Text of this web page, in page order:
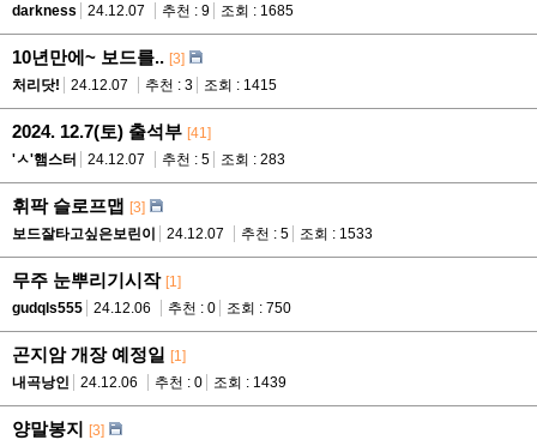
darkness
24.12.07 추천 : 9 조회 : 1685
10년만에~ 보드를.. [3]
처리닷!
24.12.07 추천 : 3 조회 : 1415
2024. 12.7(토) 출석부 [41]
'ㅅ'햄스터
24.12.07 추천 : 5 조회 : 283
휘팍 슬로프맵 [3]
보드잘타고싶은보린이
24.12.07 추천 : 5 조회 : 1533
무주 눈뿌리기시작 [1]
gudqls555
24.12.06 추천 : 0 조회 : 750
곤지암 개장 예정일 [1]
내곡낭인
24.12.06 추천 : 0 조회 : 1439
양말봉지 [3]